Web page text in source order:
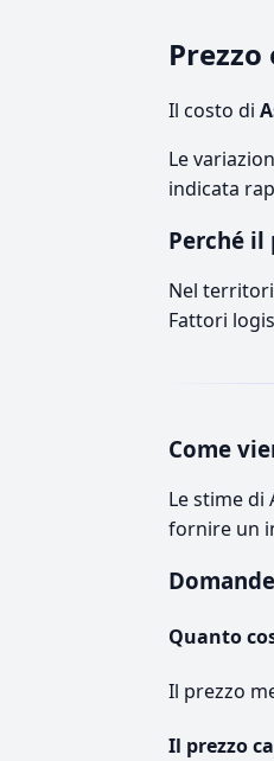
Il costo di
Le
indicata
Perché il
Nel
Fattori
Come
Le stime
fornire un
Quanto
Il prezzo
Il prezzo